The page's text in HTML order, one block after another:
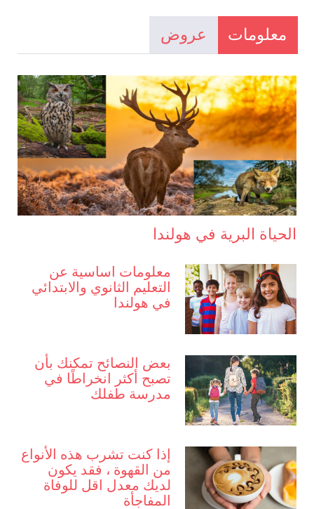
معلومات عروض
الحياة البرية في هولندا
معلومات اساسية عن
التعليم الثانوي والابتدائي
في هولندا
بعض النصائح تمكنك بأن
تصبح أكثر انخراطًا في
مدرسة طفلك
إذا كنت تشرب هذه الأنواع
من القهوة ، فقد يكون
لديك معدل اقل للوفاة
المفاجأة